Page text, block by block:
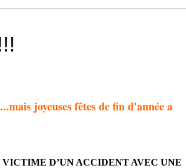
joyeuses fêtes de fin d'année a
D’UN ACCIDENT AVEC UNE